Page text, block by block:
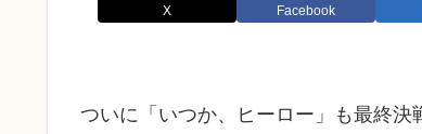
X Facebook
ついに「いつか、ヒーロー」も最終決